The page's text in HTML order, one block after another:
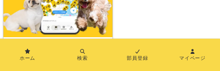
特定商取引法に基づく表示
利用規約
プライバシーポリシー
ホーム 検索 部員登録 マイページ